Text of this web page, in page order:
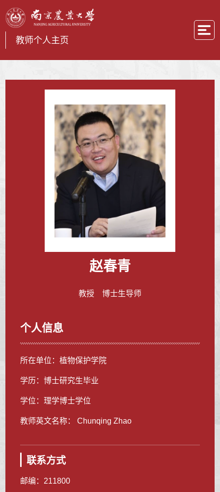
教师个人主页
赵春青
教授 博士生导师
个人信息
所在单位：植物保护学院
学历：博士研究生毕业
学位：理学博士学位
教师英文名称： Chunqing Zhao
联系方式
邮编： 211800